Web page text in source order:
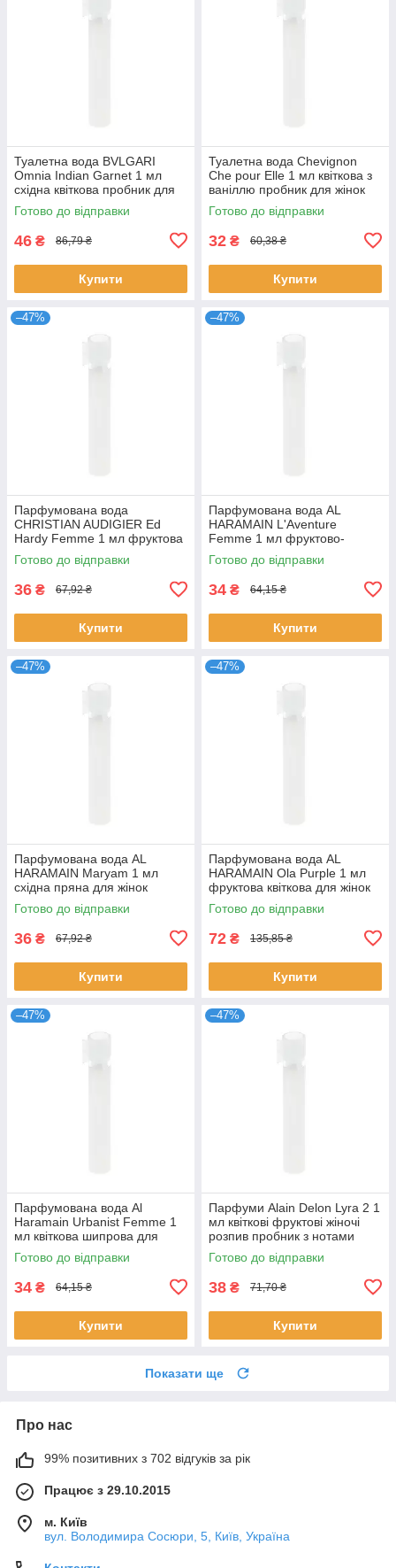
Туалетна вода BVLGARI
Omnia Indian Garnet 1 мл
східна квіткова пробник для
жінок розпив парфумів
Булгарі
Готово до відправки
46 ₴ 86,79 ₴
Купити
Туалетна вода Chevignon
Che pour Elle 1 мл квіткова з
ваніллю пробник для жінок
розпив парфумів Шевіньйон
Готово до відправки
32 ₴ 60,38 ₴
Купити
–47%
Парфумована вода
CHRISTIAN AUDIGIER Ed
Hardy Femme 1 мл фруктова
квіткова для жінок пробник
розпив Крістіан
Готово до відправки
36 ₴ 67,92 ₴
Купити
–47%
Парфумована вода AL
HARAMAIN L'Aventure
Femme 1 мл фруктово-
квіткова стійка для жінок
розпив Аль Харамейн
Готово до відправки
34 ₴ 64,15 ₴
Купити
–47%
Парфумована вода AL
HARAMAIN Maryam 1 мл
східна пряна для жінок
розпив пробник стійкий
аромат Аль Харамейн
Готово до відправки
36 ₴ 67,92 ₴
Купити
–47%
Парфумована вода AL
HARAMAIN Ola Purple 1 мл
фруктова квіткова для жінок
стійкий розпив Аль Харамейн
Готово до відправки
72 ₴ 135,85 ₴
Купити
–47%
Парфумована вода Al
Haramain Urbanist Femme 1
мл квіткова шипрова для
жінок розпив пробник Аль
Харамейн
Готово до відправки
34 ₴ 64,15 ₴
Купити
–47%
Парфуми Alain Delon Lyra 2 1
мл квіткові фруктові жіночі
розпив пробник з нотами
ванілі Ален Делон
Готово до відправки
38 ₴ 71,70 ₴
Купити
Показати ще
Про нас
99% позитивних з 702 відгуків за рік
Працює з 29.10.2015
м. Київ
вул. Володимира Сосюри, 5, Київ, Україна